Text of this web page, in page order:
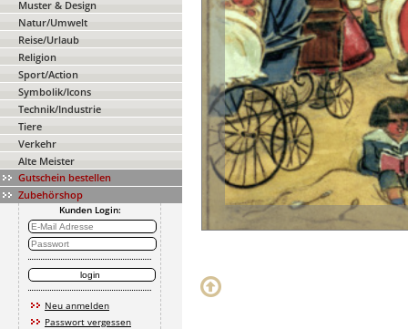
Muster & Design
Natur/Umwelt
Reise/Urlaub
Religion
Sport/Action
Symbolik/Icons
Technik/Industrie
Tiere
Verkehr
Alte Meister
Gutschein bestellen
Zubehörshop
Kunden Login:
Neu anmelden
Passwort vergessen